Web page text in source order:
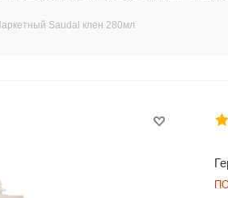
Saudal клен 280мл